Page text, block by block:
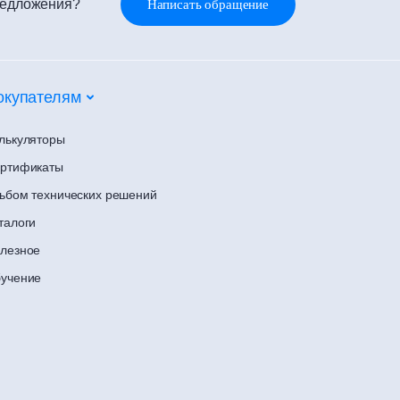
Написать обращение
технических решений